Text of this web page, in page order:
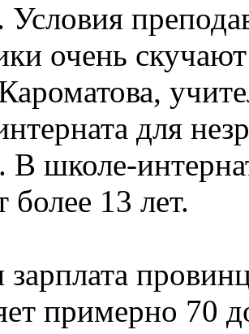
Условия
очень
для
В школе-
более 13 лет.
примерно 70